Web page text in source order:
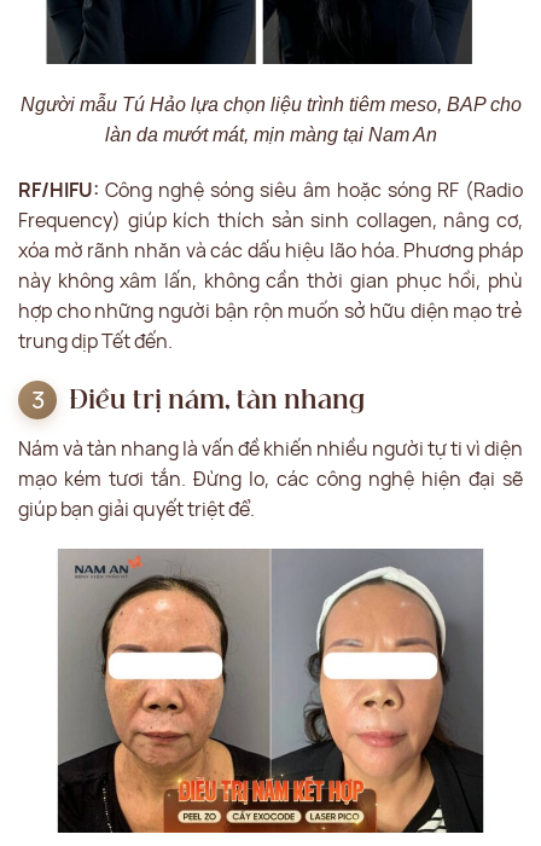
Người mẫu Tú Hảo lựa chọn liệu trình tiêm meso, BAP cho
làn da mướt mát, mịn màng tại Nam An
RF/HIFU: Công nghệ sóng siêu âm hoặc sóng RF (Radio
Frequency) giúp kích thích sản sinh collagen, nâng cơ,
xóa mờ rãnh nhăn và các dấu hiệu lão hóa. Phương pháp
này không xâm lấn, không cần thời gian phục hồi, phù
hợp cho những người bận rộn muốn sở hữu diện mạo trẻ
trung dịp Tết đến.
Điều trị nám, tàn nhang
Nám và tàn nhang là vấn đề khiến nhiều người tự ti vì diện
mạo kém tươi tắn. Đừng lo, các công nghệ hiện đại sẽ
giúp bạn giải quyết triệt để.